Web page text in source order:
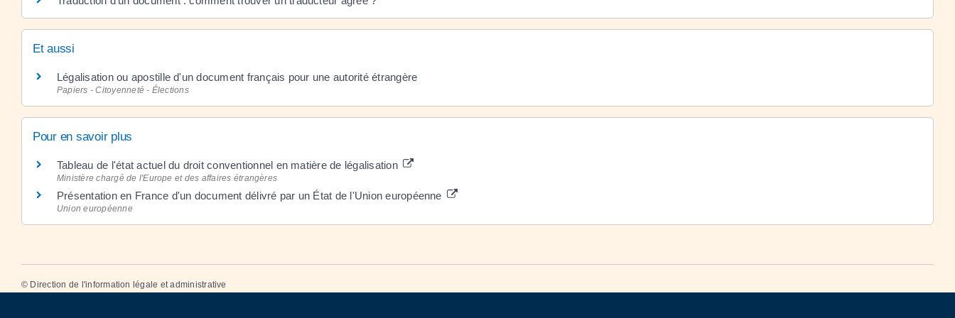
Et aussi
Légalisation ou apostille d'un document français pour une autorité étrangère
Papiers - Citoyenneté - Élections
Pour en savoir plus
Tableau de l'état actuel du droit conventionnel en matière de légalisation
Ministère chargé de l'Europe et des affaires étrangères
Présentation en France d'un document délivré par un État de l'Union européenne
Union européenne
© Direction de l'information légale et administrative